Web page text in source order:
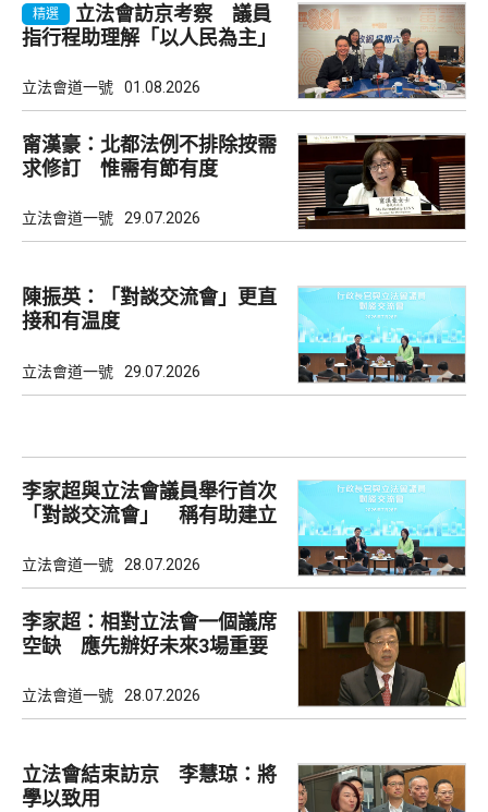
精選
立法會訪京考察 議員
指行程助理解「以人民為主」
立法會道一號 01.08.2026
甯漢豪：北都法例不排除按需
求修訂 惟需有節有度
立法會道一號 29.07.2026
陳振英：「對談交流會」更直
接和有温度
立法會道一號 29.07.2026
李家超與立法會議員舉行首次
「對談交流會」 稱有助建立
立法會道一號 28.07.2026
李家超：相對立法會一個議席
空缺 應先辦好未來3場重要
立法會道一號 28.07.2026
立法會結束訪京 李慧琼：將
學以致用